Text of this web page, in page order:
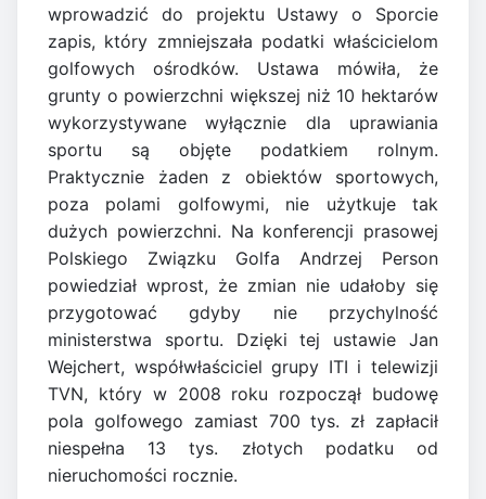
wprowadzić do projektu Ustawy o Sporcie
zapis, który zmniejszała podatki właścicielom
golfowych ośrodków. Ustawa mówiła, że
grunty o powierzchni większej niż 10 hektarów
wykorzystywane wyłącznie dla uprawiania
sportu są objęte podatkiem rolnym.
Praktycznie żaden z obiektów sportowych,
poza polami golfowymi, nie użytkuje tak
dużych powierzchni. Na konferencji prasowej
Polskiego Związku Golfa Andrzej Person
powiedział wprost, że zmian nie udałoby się
przygotować gdyby nie przychylność
ministerstwa sportu. Dzięki tej ustawie Jan
Wejchert, współwłaściciel grupy ITI i telewizji
TVN, który w 2008 roku rozpoczął budowę
pola golfowego zamiast 700 tys. zł zapłacił
niespełna 13 tys. złotych podatku od
nieruchomości rocznie.